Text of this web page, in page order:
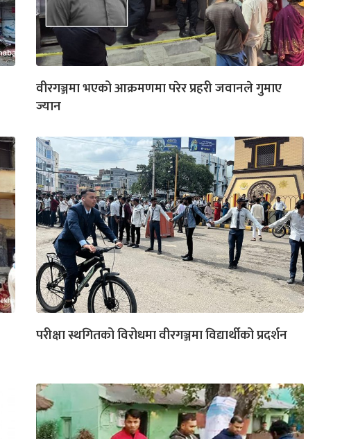
वीरगञ्जमा भएको आक्रमणमा परेर प्रहरी जवानले गुमाए
ज्यान
परीक्षा स्थगितको विरोधमा वीरगञ्जमा विद्यार्थीको प्रदर्शन